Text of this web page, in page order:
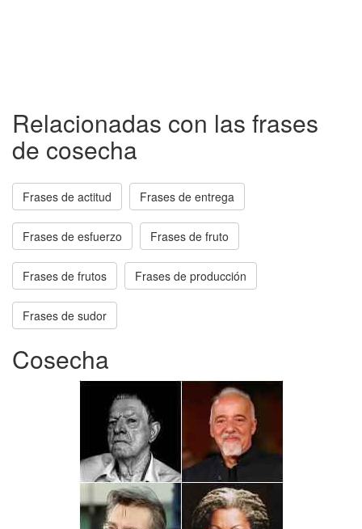
Relacionadas con las frases
de cosecha
Frases de actitud Frases de entrega
Frases de esfuerzo Frases de fruto
Frases de frutos Frases de producción
Frases de sudor
Cosecha